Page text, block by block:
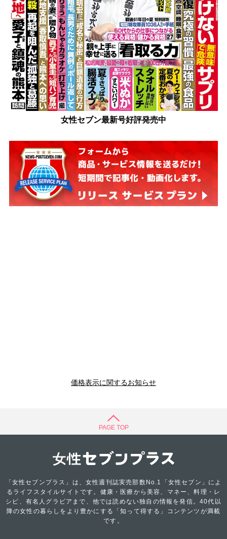
女性セブン最新号好評発売中
価格表示に関するお知らせ
PAGE TOP
「女性セブンプラス」は、女性週刊誌実売部数No.1「女性セブン」によ
るライフスタイルサイトです。健康・医療から美容、マネー、料理・レ
シピ、有名人グラビアまで、他では読めない独自の情報を発信。40代以
降の女性の暮らしをより豊かにする「知って得する」コンテンツが満載
です。